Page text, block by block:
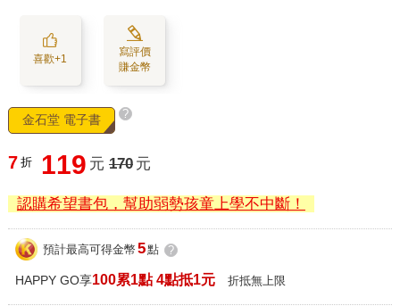
喜歡+1
寫評價
賺金幣
金石堂 電子書 ?
7 折 119 元 170 元
認購希望書包，幫助弱勢孩童上學不中斷！
預計最高可得金幣 5點 ?
HAPPY GO享100累1點 4點抵1元 折抵無上限